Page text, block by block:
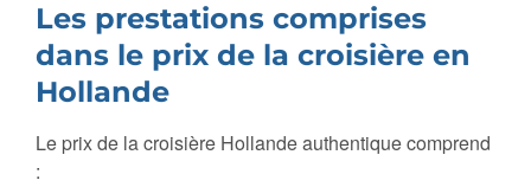
Les prestations comprises
dans le prix de la croisière en
Hollande
Le prix de la croisière Hollande authentique comprend
: